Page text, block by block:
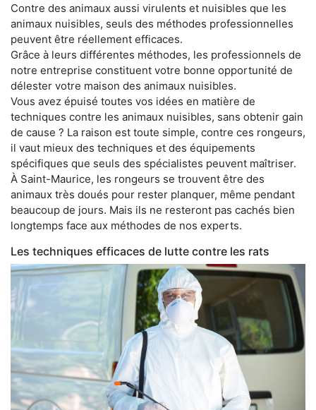
Contre des animaux aussi virulents et nuisibles que les
animaux nuisibles, seuls des méthodes professionnelles
peuvent être réellement efficaces.
Grâce à leurs différentes méthodes, les professionnels de
notre entreprise constituent votre bonne opportunité de
délester votre maison des animaux nuisibles.
Vous avez épuisé toutes vos idées en matière de
techniques contre les animaux nuisibles, sans obtenir gain
de cause ? La raison est toute simple, contre ces rongeurs,
il vaut mieux des techniques et des équipements
spécifiques que seuls des spécialistes peuvent maîtriser.
À Saint-Maurice, les rongeurs se trouvent être des
animaux très doués pour rester planquer, même pendant
beaucoup de jours. Mais ils ne resteront pas cachés bien
longtemps face aux méthodes de nos experts.
Les techniques efficaces de lutte contre les rats